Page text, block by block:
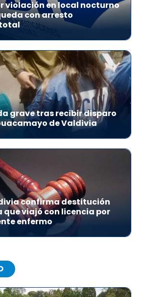
violación en local nocturno
con arresto
grave tras recibir disparo
de Valdivia
confirma destitución
que viajó con licencia por
enfermo